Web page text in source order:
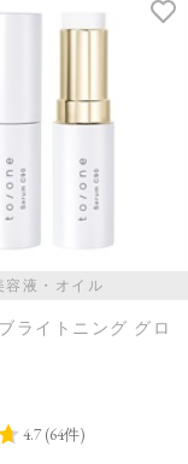
容液・オイル
ライトニング グロ